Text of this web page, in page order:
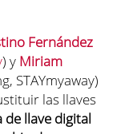
Fernández
) y Miriam
STAYmyaway)
las llaves
de llave digital